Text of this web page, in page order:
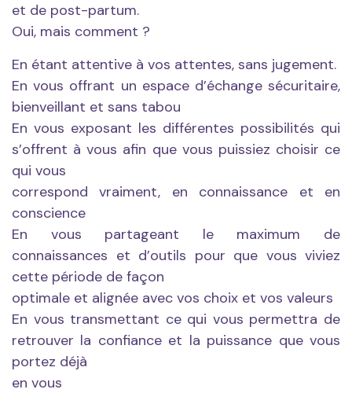
et de post-partum.
Oui, mais comment ?
En étant attentive à vos attentes, sans jugement.
En vous offrant un espace d’échange sécuritaire,
bienveillant et sans tabou
En vous exposant les différentes possibilités qui
s’offrent à vous afin que vous puissiez choisir ce
qui vous
correspond vraiment, en connaissance et en
conscience
En vous partageant le maximum de
connaissances et d’outils pour que vous viviez
cette période de façon
optimale et alignée avec vos choix et vos valeurs
En vous transmettant ce qui vous permettra de
retrouver la confiance et la puissance que vous
portez déjà
en vous